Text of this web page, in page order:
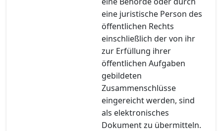
eine juristische Person des
öffentlichen Rechts
einschließlich der von ihr
zur Erfüllung ihrer
öffentlichen Aufgaben
gebildeten
Zusammenschlüsse
eingereicht werden, sind
als elektronisches
Dokument zu übermitteln.